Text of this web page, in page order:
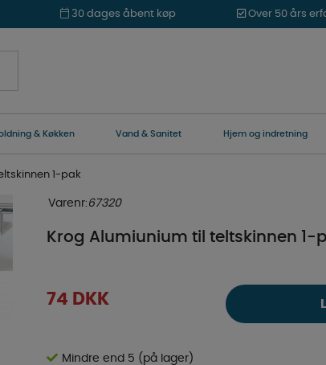
30 dages åbent køp Over 50 års
& Køkken Vand & Sanitet Hjem og indretning
1-pak
Varenr: 67320
Krog Alumiunium til teltskinnen 1-
74 DKK
Mindre end 5 (på lager)